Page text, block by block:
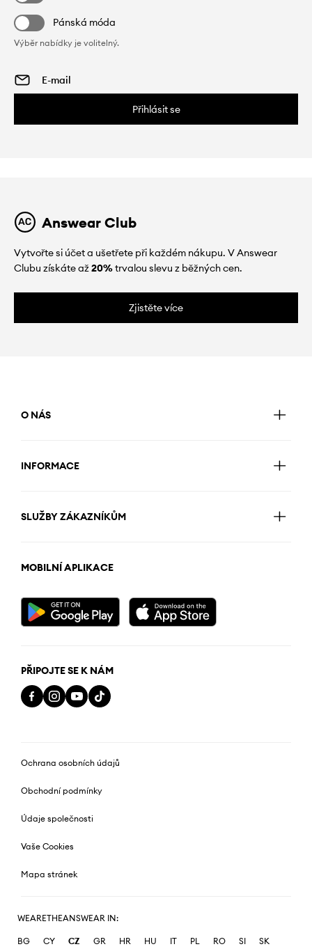
Pánská móda
Výběr nabídky je volitelný.
Přihlásit se
Answear Club
Vytvořte si účet a ušetřete při každém nákupu. V Answear
Clubu získáte až20%trvalou slevu z běžných cen.
Zjistěte více
O NÁS
INFORMACE
SLUŽBY ZÁKAZNÍKŮM
MOBILNÍ APLIKACE
PŘIPOJTE SE K NÁM
Ochrana osobních údajů
Obchodní podmínky
Údaje společnosti
Vaše Cookies
Mapa stránek
WEARETHEANSWEAR IN:
BG CY CZ GR HR HU IT PL RO SI SK